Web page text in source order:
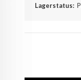
Lagerstatus: